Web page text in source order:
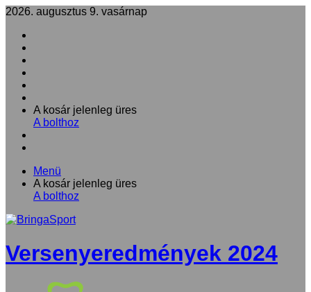
2026. augusztus 9. vasárnap
Kosár
megtekintése
A kosár jelenleg üres
A bolthoz
Menü
Kosár
megtekintése
A kosár jelenleg üres
A bolthoz
Versenyeredmények 2024